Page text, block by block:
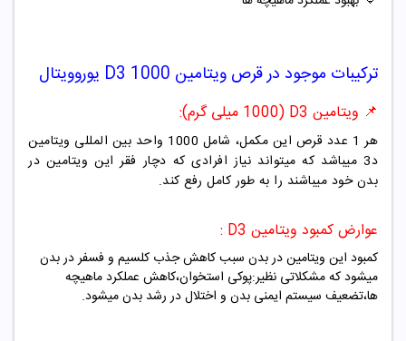
ترکیبات موجود درقرص ویتامین D3 1000 یوروویتال
📌 ویتامین D3 (1000 میلی گرم):
هر 1 عدد قرص این مکمل، شامل 1000 واحد بین المللی ویتامین
د3 میباشد که میتواند نیاز افرادی که دچار فقر این ویتامین در
بدن خود میباشند را به طور کامل رفع کند.
عوارض کمبود ویتامین D3 :
کمبود این ویتامین در بدن سبب کاهش جذب کلسیم و فسفر در بدن
میشود که مشکلاتی نظیر:پوکی استخوان،کاهش عملکرد ماهیچه
ها،تضعیف سیستم ایمنی بدن و اختلال در رشد بدن میشود.